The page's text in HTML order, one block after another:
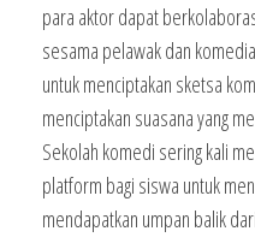
para aktor dapat
sesama pelawak dan
untuk menciptakan sketsa
menciptakan suasana yang
Sekolah komedi sering kali
platform bagi siswa untuk
mendapatkan umpan balik